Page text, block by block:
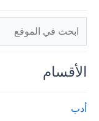
البحث
الأقسام
أدب